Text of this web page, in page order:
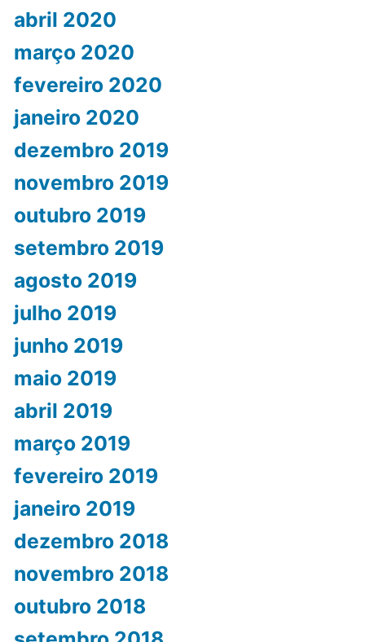
abril 2020
março 2020
fevereiro 2020
janeiro 2020
dezembro 2019
novembro 2019
outubro 2019
setembro 2019
agosto 2019
julho 2019
junho 2019
maio 2019
abril 2019
março 2019
fevereiro 2019
janeiro 2019
dezembro 2018
novembro 2018
outubro 2018